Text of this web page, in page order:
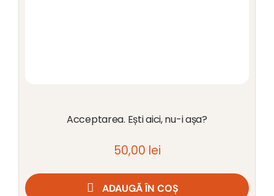
Acceptarea. Ești aici, nu-i așa?
50,00 lei
ADAUGĂ ÎN COȘ